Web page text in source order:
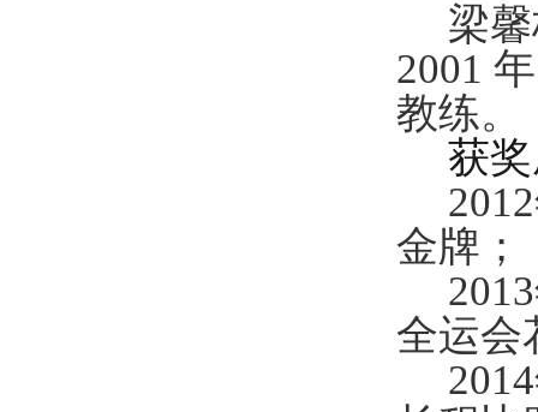
梁
2001
教练。
获
金牌；
全运会